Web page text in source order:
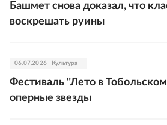
Башмет снова доказал, что
воскрешать руины
06.07.2026 Культура
Фестиваль "Лето в
оперные звезды